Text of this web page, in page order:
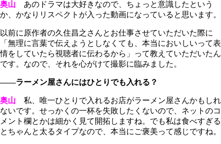
奥山 あのドラマは大好きなので、ちょっと意識したという
か、かなりリスペクトが入った動画になっていると思います。
以前に原作者の久住昌之さんとお仕事させていただいた際に
「無理に言葉で伝えようとしなくても、本当においしいって表
情をしていたら視聴者に伝わるから」って教えていただいたん
です。なので、それを心がけて撮影に臨みました。
――ラーメン屋さんにはひとりでも入れる？
奥山 私、唯一ひとりで入れるお店がラーメン屋さんかもしれ
ないです。せっかくの一杯を失敗したくないので、ネットのコ
メント欄とかは細かく見て開拓しますね。でも私は食べすぎる
とちゃんと太るタイプなので、本当にご褒美って感じですね。